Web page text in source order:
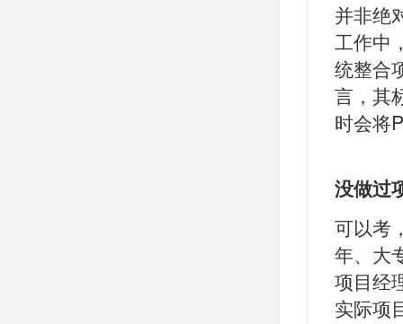
并非绝
工作中
统整合
言，其
时会将
没做过
可以考
年、大
项目经
实际项